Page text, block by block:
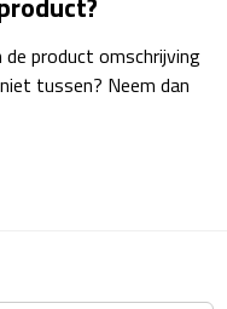
product omschrijving
tussen? Neem dan